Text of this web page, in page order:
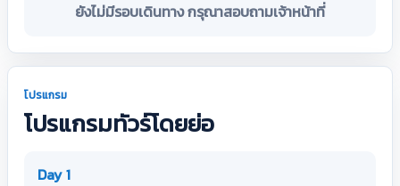
ยังไม่มีรอบเดินทาง กรุณาสอบถามเจ้าหน้าที่
โปรแกรม
โปรแกรมทัวร์โดยย่อ
Day 1